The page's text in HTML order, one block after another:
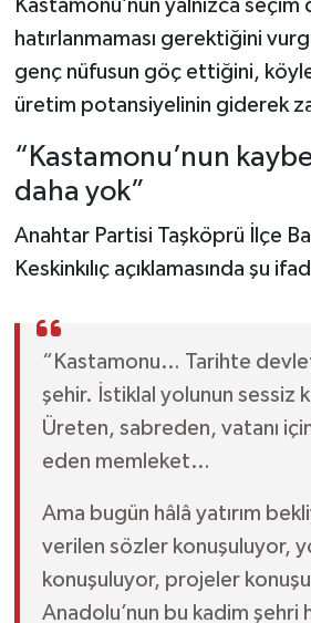
Kastamonu’nun yalnızca
hatırlanmaması gerektiğini
genç nüfusun göç ettiğini,
üretim potansiyelinin giderek
“Kastamonu’nun
daha yok”
Anahtar Partisi Taşköprü İlçe
Keskinkılıç açıklamasında şu
“Kastamonu… Tarihte
şehir. İstiklal yolunun sessiz
Üreten, sabreden, vatanı
eden memleket…
Ama bugün hâlâ yatırım
verilen sözler konuşuluyor,
konuşuluyor, projeler
Anadolu’nun bu kadim şehri
Karadeniz Haberleri
Ulusal Haberler
Teknoloji Haberleri
Siyaset Haberleri
Dünya Haberleri
Yerel Haberler
Haber Arşivi